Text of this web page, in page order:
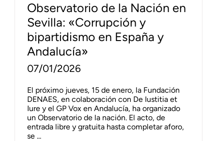
Observatorio de la Nación en
Sevilla: «Corrupción y
bipartidismo en España y
Andalucía»
07/01/2026
El próximo jueves, 15 de enero, la Fundación
DENAES, en colaboración con De Iustitia et
Iure y el GP Vox en Andalucía, ha organizado
un Observatorio de la nación. El acto, de
entrada libre y gratuita hasta completar aforo,
se ...